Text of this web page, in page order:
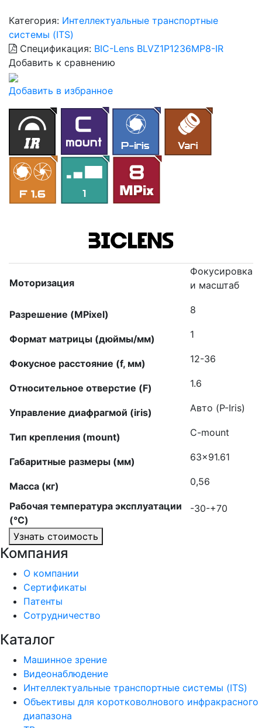
Категория: Интеллектуальные транспортные
системы (ITS)
Спецификация: BIC-Lens BLVZ1P1236MP8-IR
Добавить к сравнению
Добавить в избранное
Моторизация
Фокусировка
и масштаб
Разрешение (MPixel) 8
Формат матрицы (дюймы/мм) 1
Фокусное расстояние (f, мм) 12-36
Относительное отверстие (F) 1.6
Управление диафрагмой (iris) Авто (P-Iris)
Тип крепления (mount) C-mount
Габаритные размеры (мм) 63×91.61
Масса (кг) 0,56
Рабочая температура эксплуатации
(°C)
-30-+70
Узнать стоимость
Компания
О компании
Сертификаты
Патенты
Сотрудничество
Каталог
Машинное зрение
Видеонаблюдение
Интеллектуальные транспортные системы (ITS)
Объективы для коротковолнового инфракрасного
диапазона